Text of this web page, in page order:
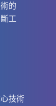
的
工
技術